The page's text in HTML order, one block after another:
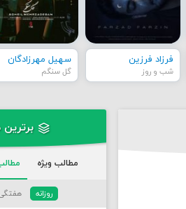
فرزاد فرزین
شب و روز
سهیل مهرزادگان
گل سنگم
مطالب ویژه
روزانه